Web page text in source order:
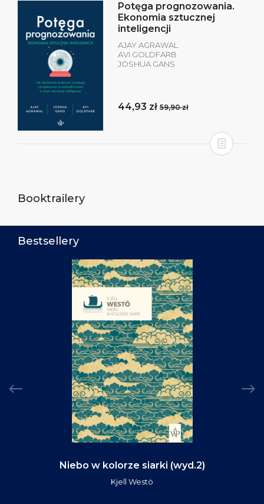
Potęga prognozowania.
Ekonomia sztucznej
inteligencji
AJAY AGRAWAL
AVI GOLDFARB
JOSHUA GANS
44,93 zł 59,90 zł
Booktrailery
Bestsellery
Niebo w kolorze siarki (wyd.2)
Kjell Westö